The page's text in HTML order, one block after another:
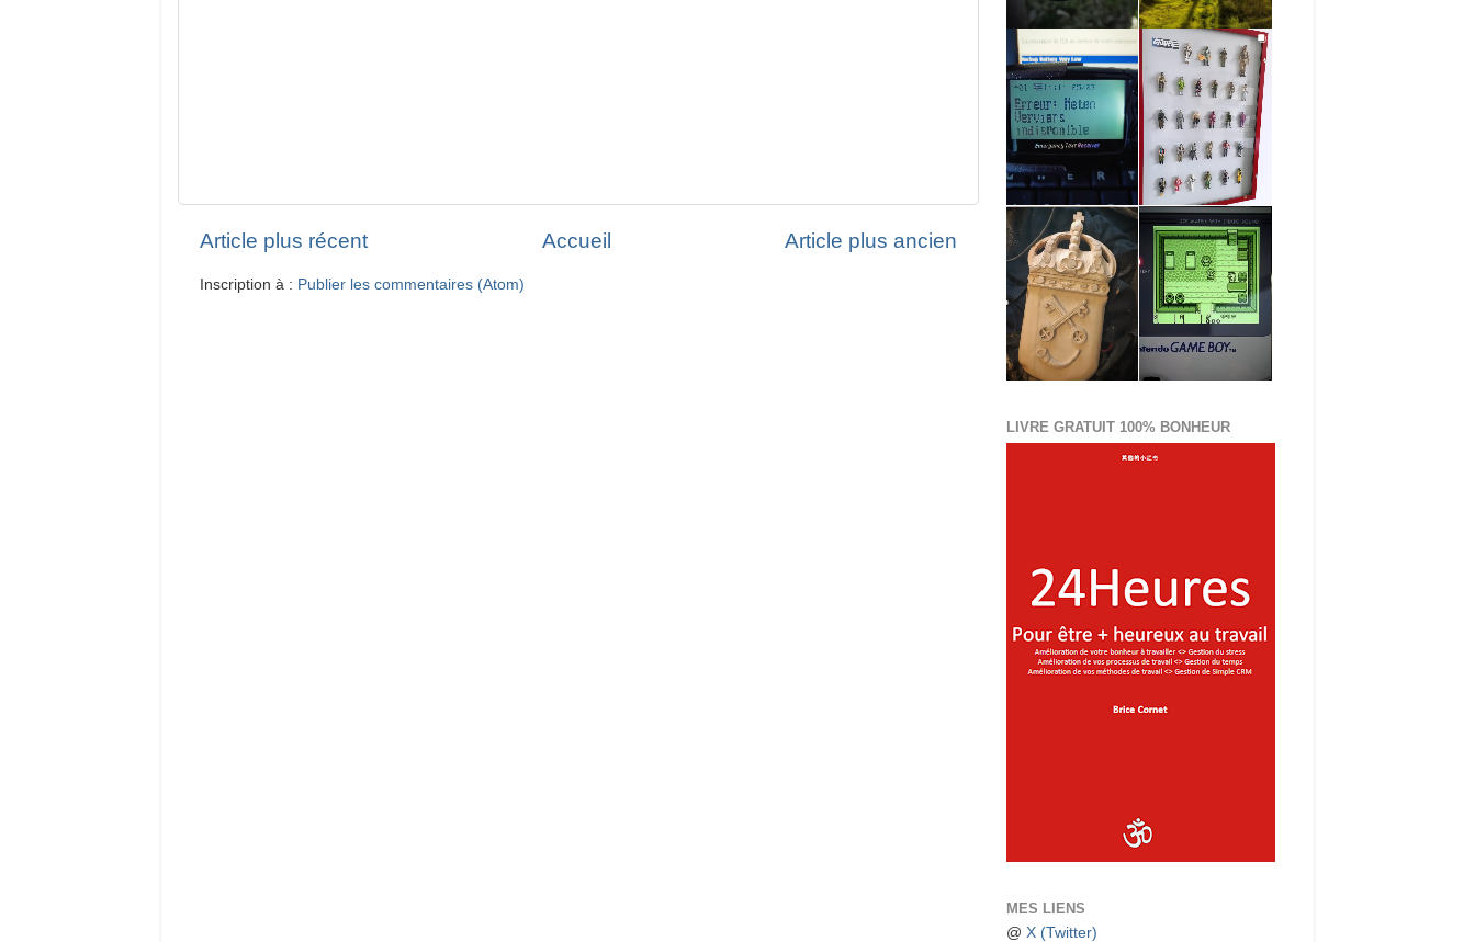
Article plus récent Article plus ancien
Accueil
Inscription à : Publier les commentaires (Atom)
LIVRE GRATUIT 100% BONHEUR
MES LIENS
@ X (Twitter)